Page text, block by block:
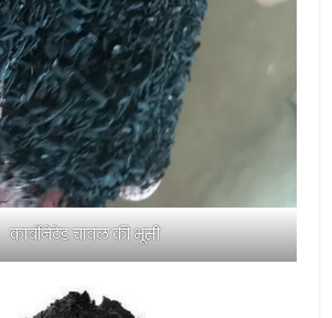
कार्बोनेटेड चावल की भूसी